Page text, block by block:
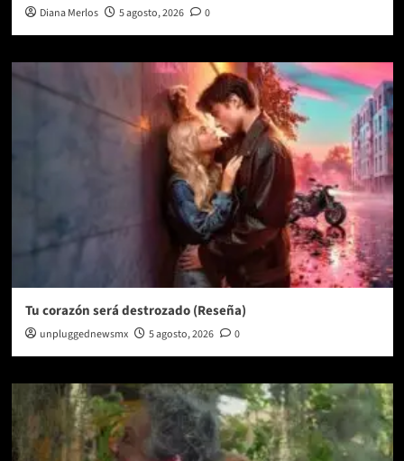
Diana Merlos 5 agosto, 2026 0
Tu corazón será destrozado (Reseña)
unpluggednewsmx 5 agosto, 2026 0